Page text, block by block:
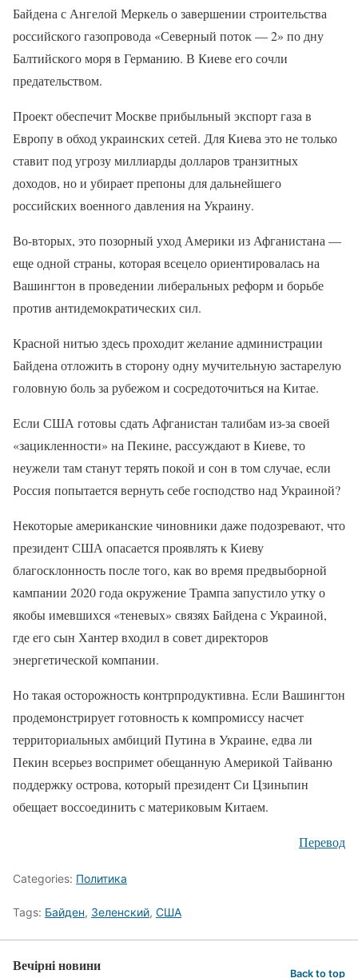
Байдена с Ангелой Меркель о завершении строительства
российского газопровода «Северный поток — 2» по дну
Балтийского моря в Германию. В Киеве его сочли
предательством.
Проект обеспечит Москве прибыльный экспорт газа в
Европу в обход украинских сетей. Для Киева это не только
ставит под угрозу миллиарды долларов транзитных
доходов, но и убирает препоны для дальнейшего
российских военного давления на Украину.
Во-вторых, это позорный уход Америки из Афганистана —
еще одной страны, которая всецело ориентировалась на
Вашингтон в проведении либеральных реформ и борьбе
против антидемократических сил.
Красной нитью здесь проходит желание администрации
Байдена отложить в сторону одну мучительную застарелую
головную боль за рубежом и сосредоточиться на Китае.
Если США готовы сдать Афганистан талибам из-за своей
«зацикленности» на Пекине, рассуждают в Киеве, то
неужели там станут терять покой и сон в том случае, если
Россия попытается вернуть себе господство над Украиной?
Некоторые американские чиновники даже подозревают, что
президент США опасается проявлять к Киеву
благосклонность после того, как во время предвыборной
кампании 2020 года окружение Трампа запустило утку о
якобы имевшихся «теневых» связях Байдена с Украиной,
где его сын Хантер входил в совет директоров
энергетической компании.
Но такая осторожность контрпродуктивна. Если Вашингтон
продемонстрирует готовность к компромиссу насчет
территориальных амбиций Путина в Украине, едва ли
Пекин всерьез воспримет обещанную Америкой Тайваню
поддержку острова, который президент Си Цзиньпин
обещает воссоединить с материковым Китаем.
Перевод
Categories: Политика
Tags: Байден, Зеленский, США
Вечірні новини Back to top